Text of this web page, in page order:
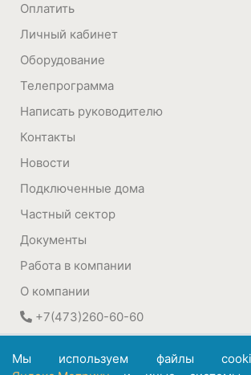
Оплатить
Личный кабинет
Оборудование
Телепрограмма
Написать руководителю
Контакты
Новости
Подключенные дома
Частный сектор
Документы
Работа в компании
О компании
+7(473)260-60-60
ул. Плехановская, 22а
Мы используем файлы